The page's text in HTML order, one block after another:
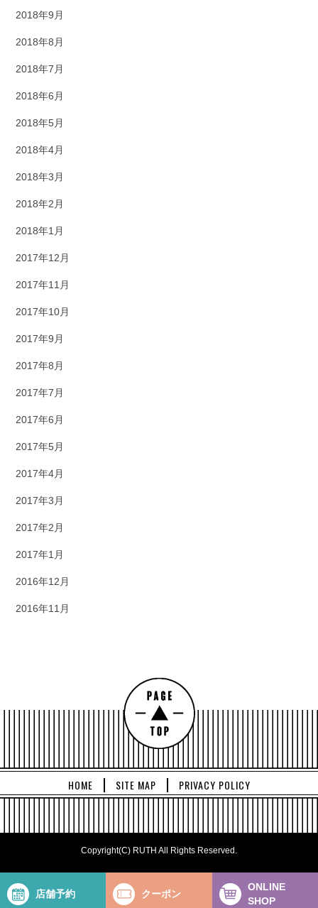
2018年9月
2018年8月
2018年7月
2018年6月
2018年5月
2018年4月
2018年3月
2018年2月
2018年1月
2017年12月
2017年11月
2017年10月
2017年9月
2017年8月
2017年7月
2017年6月
2017年5月
2017年4月
2017年3月
2017年2月
2017年1月
2016年12月
2016年11月
HOME SITE MAP PRIVACY POLICY
Copyright(C) RUTH All Rights Reserved.
店舗予約 クーポン
ONLINE
SHOP